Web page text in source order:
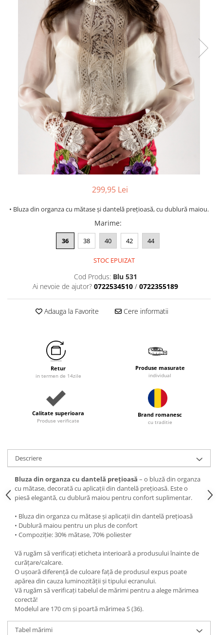
299,95 Lei
• Bluza din organza cu mătase și dantelă prețioasă, cu dublură maiou.
Marime:
36 38 40 42 44
STOC EPUIZAT
Cod Produs: Blu 531
Ai nevoie de ajutor? 0722534510 / 0722355189
Adauga la Favorite Cere informatii
Retur
in termen de 14zile
Produse masurate
individual
Calitate superioara
Produse verificate
Brand romanesc
cu traditie
Descriere
Bluza din organza cu dantelă prețioasă – o bluză din organza
cu mătase, decorată cu aplicații din dantelă prețioasă. Este o
piesă elegantă, cu dublură maiou pentru confort suplimentar.
• Bluza din organza cu mătase și aplicații din dantelă prețioasă
• Dublură maiou pentru un plus de confort
• Compoziție: 30% mătase, 70% poliester
Vă rugăm să verificați eticheta interioară a produsului înainte de
curățare/calcare.
O ușoară diferență de culoare față de produsul expus poate
apărea din cauza luminozității și tipului ecranului.
Vă rugăm să verificați tabelul de mărimi pentru a alege mărimea
corectă!
Modelul are 170 cm și poartă mărimea S (36).
Tabel mărimi